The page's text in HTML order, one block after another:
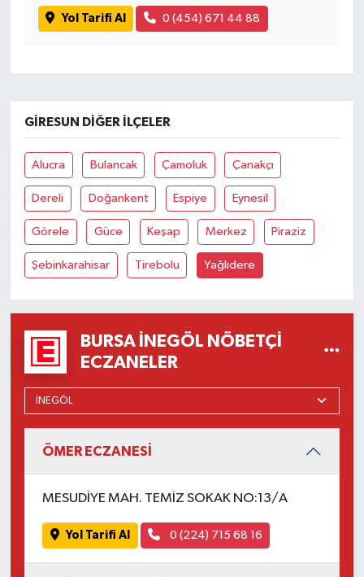
Yol Tarifi Al 0 (454) 671 44 88
GIRESUN DIĞER İLÇELER
Alucra Bulancak Çamoluk Çanakçı
Dereli Doğankent Espiye Eynesil
Görele Güce Keşap Merkez Piraziz
Şebinkarahisar Tirebolu Yağlıdere
BURSA İNEGÖL NÖBETÇI
ECZANELER
ÖMER ECZANESİ
MESUDİYE MAH. TEMİZ SOKAK NO:13/A
Yol Tarifi Al 0 (224) 715 68 16